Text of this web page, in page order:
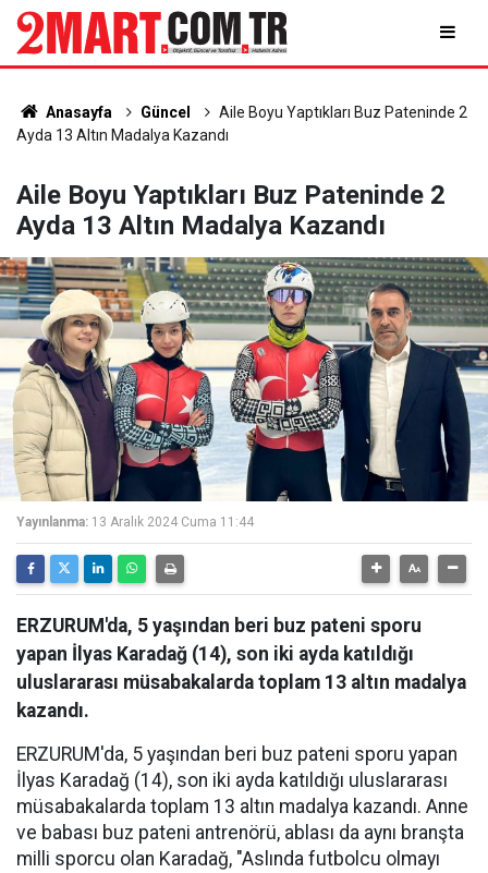
Anasayfa Güncel
Aile Boyu Yaptıkları Buz Pateninde 2
Ayda 13 Altın Madalya Kazandı
Aile Boyu Yaptıkları Buz Pateninde 2
Ayda 13 Altın Madalya Kazandı
Yayınlanma: 13 Aralık 2024 Cuma 11:44
ERZURUM'da, 5 yaşından beri buz pateni sporu
yapan İlyas Karadağ (14), son iki ayda katıldığı
uluslararası müsabakalarda toplam 13 altın madalya
kazandı.
ERZURUM'da, 5 yaşından beri buz pateni sporu yapan
İlyas Karadağ (14), son iki ayda katıldığı uluslararası
müsabakalarda toplam 13 altın madalya kazandı. Anne
ve babası buz pateni antrenörü, ablası da aynı branşta
milli sporcu olan Karadağ, "Aslında futbolcu olmayı